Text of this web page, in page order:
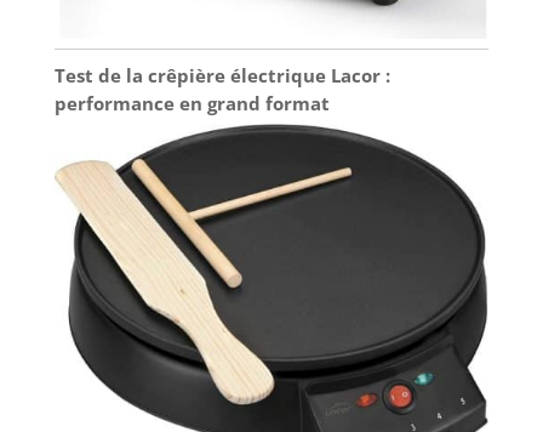
Test de la crêpière électrique Lacor :
performance en grand format